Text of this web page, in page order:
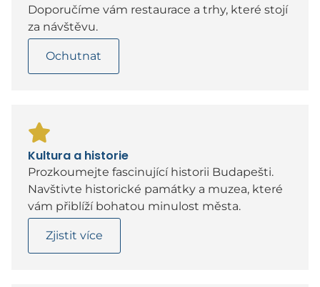
Doporučíme vám restaurace a trhy, které stojí
za návštěvu.
Ochutnat
Kultura a historie
Prozkoumejte fascinující historii Budapešti.
Navštivte historické památky a muzea, které
vám přiblíží bohatou minulost města.
Zjistit více